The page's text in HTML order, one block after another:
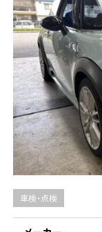
車検・点検